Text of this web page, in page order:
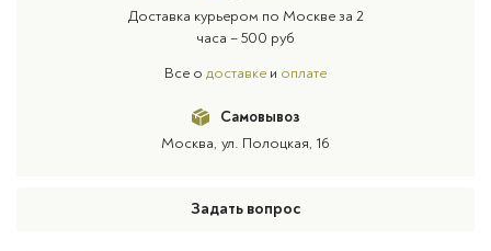
Доставка курьером по Москве за 2
часа – 500 руб
Все о доставке и оплате
Самовывоз
Москва, ул. Полоцкая, 16
Задать вопрос